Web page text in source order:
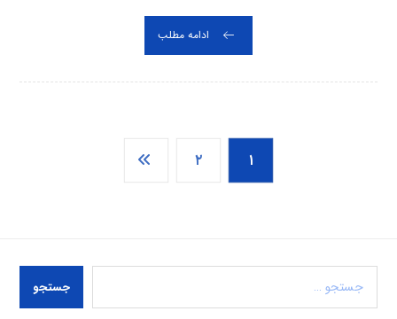
ادامه مطلب
۱ ۲
جستجو